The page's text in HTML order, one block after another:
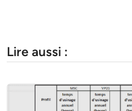
Lire aussi :